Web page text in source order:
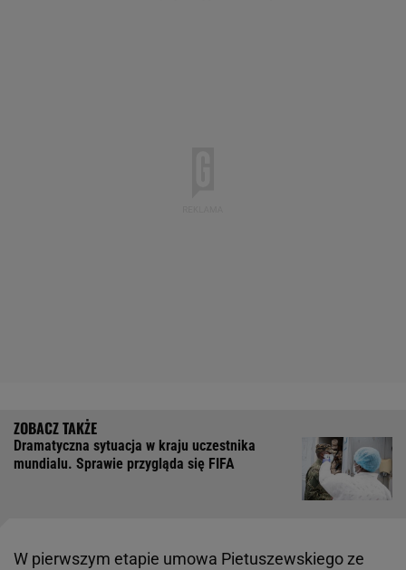
Dramatyczna sytuacja w kraju uczestnika
mundialu. Sprawie przygląda się FIFA
W pierwszym etapie umowa Pietuszewskiego ze